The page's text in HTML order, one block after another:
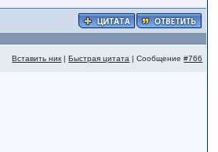
Вставить ник |Быстрая цитата | Сообщение#766